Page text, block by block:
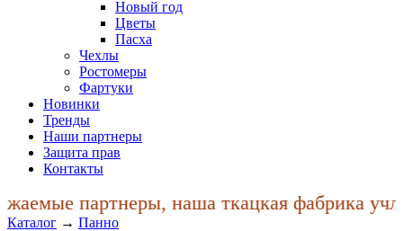
Новый год
Цветы
Пасха
Чехлы
Ростомеры
Фартуки
Новинки
Тренды
Наши партнеры
Защита прав
Контакты
партнеры, наша ткацкая фабрика
Каталог → Панно